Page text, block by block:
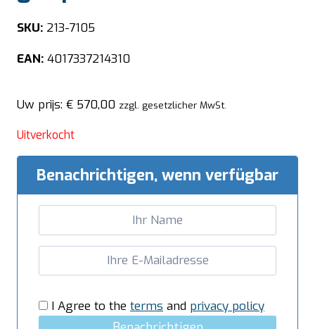
SKU: 213-7105
EAN: 4017337214310
Uw prijs: € 570,00 zzgl. gesetzlicher MwSt.
Uitverkocht
Benachrichtigen, wenn verfügbar
I Agree to the terms and privacy policy